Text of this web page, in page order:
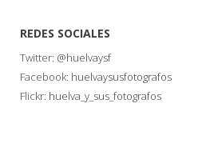
REDES SOCIALES
Twitter: @huelvaysf
Facebook: huelvaysusfotografos
Flickr: huelva_y_sus_fotografos